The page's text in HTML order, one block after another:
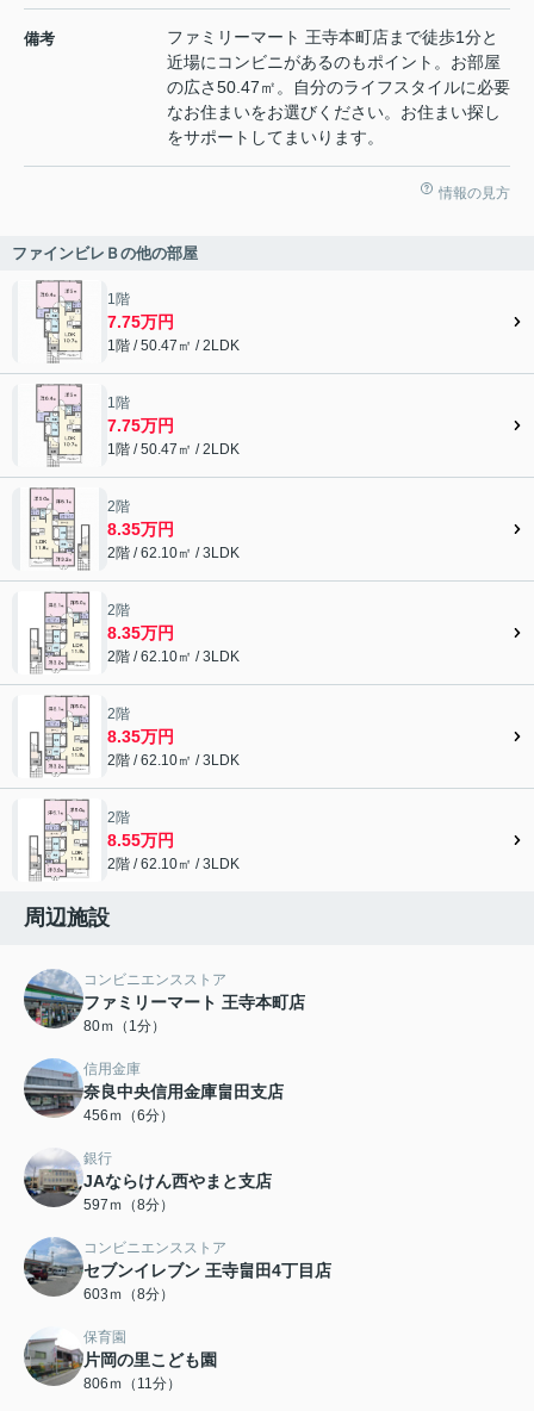
備考
ファミリーマート 王寺本町店まで徒歩1分と
近場にコンビニがあるのもポイント。お部屋
の広さ50.47㎡。自分のライフスタイルに必要
なお住まいをお選びください。お住まい探し
をサポートしてまいります。
情報の見方
ファインビレＢの他の部屋
1階
7.75万円
1階 / 50.47㎡ / 2LDK
1階
7.75万円
1階 / 50.47㎡ / 2LDK
2階
8.35万円
2階 / 62.10㎡ / 3LDK
2階
8.35万円
2階 / 62.10㎡ / 3LDK
2階
8.35万円
2階 / 62.10㎡ / 3LDK
2階
8.55万円
2階 / 62.10㎡ / 3LDK
周辺施設
コンビニエンスストア
ファミリーマート 王寺本町店
80ｍ（1分）
信用金庫
奈良中央信用金庫畠田支店
456ｍ（6分）
銀行
JAならけん西やまと支店
597ｍ（8分）
コンビニエンスストア
セブンイレブン 王寺畠田4丁目店
603ｍ（8分）
保育園
片岡の里こども園
806ｍ（11分）